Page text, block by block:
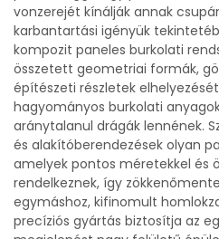
vonzerejét kínálják annak
karbantartási igényük
kompozit paneles burkolati
összetett geometriai formák,
építészeti részletek
hagyományos burkolati
aránytalanul drágák lennének.
és alakítóberendezések olyan
amelyek pontos méretekkel és
rendelkeznek, így
egymáshoz, kifinomult
precíziós gyártás biztosítja az